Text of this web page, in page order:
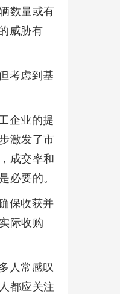
数量或有
威胁有
考虑到基
企业的提
激发了市
成交率和
要的。
保收获并
际收购
人常感叹
都应关注